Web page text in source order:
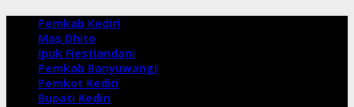
Pemkab Kediri
Mas Dhito
Ipuk Fiestiandani
Pemkab Banyuwangi
Pemkot Kediri
Bupati Kediri